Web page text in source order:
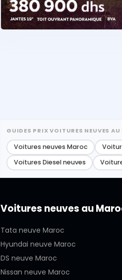
GUIDES PRIX VOITURES NEUVES AU
Voitures neuves Maroc
Voitures Diesel neuves
Voitures neuves au
Tata neuve Maroc
Hyundai neuve Maroc
DS neuve Maroc
Nissan neuve Maroc